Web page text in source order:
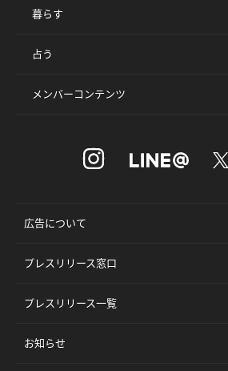
暮らす
占う
メンバーコンテンツ
広告について
プレスリリース窓口
プレスリリース一覧
お知らせ